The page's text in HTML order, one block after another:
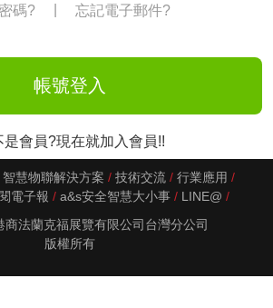
碼? 忘記電子郵件?
是會員?現在就加入會員!!
智慧物聯解決方案 技術交流
行業應用
電子報 a&s安全智慧大小事
LINE@
法蘭克福展覽有限公司台灣分公司
版權所有